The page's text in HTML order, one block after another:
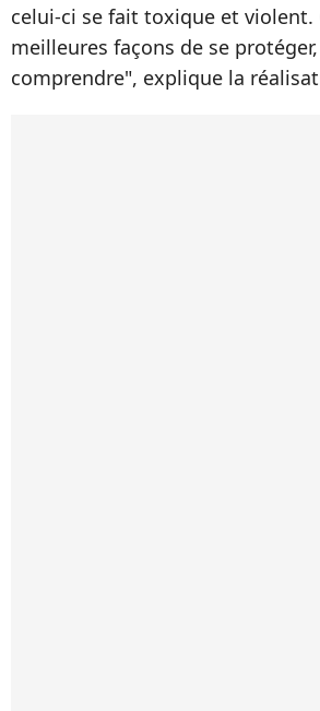
celui-ci se fait toxique et violent.
meilleures façons de se
comprendre", explique la